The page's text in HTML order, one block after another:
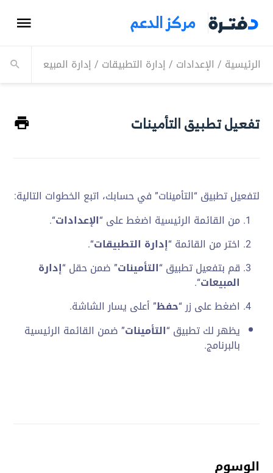
مركز الدعم
الرئيسية / الإعدادات /إدارة التطبيقات /إدارة المبيعات
تفعيل تطبيق التأمينات
لتفعيل تطبيق “التأمينات” في حسابك، اتبع الخطوات التالية:
من القائمة الرئيسية اضغط على “الإعدادات“.
اختر من القائمة “إدارة التطبيقات“.
قم بتفعيل تطبيق “التأمينات” ضمن حقل “إدارة
المبيعات“.
اضغط على زر “حفظ” أعلى يسار الشاشة.
يظهر لك تطبيق “التأمينات” ضمن القائمة الرئيسية
بالبرنامج.
الوسوم